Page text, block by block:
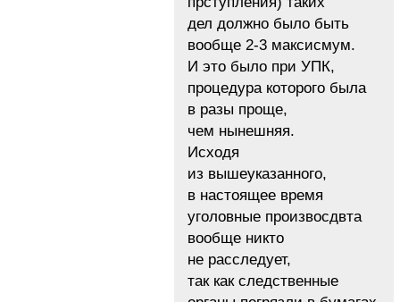
дел должно было быть
вообще 2-3 максисмум.
И это было при УПК,
процедура которого была
в разы проще,
чем нынешняя.
Исходя
из вышеуказанного,
в настоящее время
уголовные произвосдвта
вообще никто
не расследует,
так как следственные